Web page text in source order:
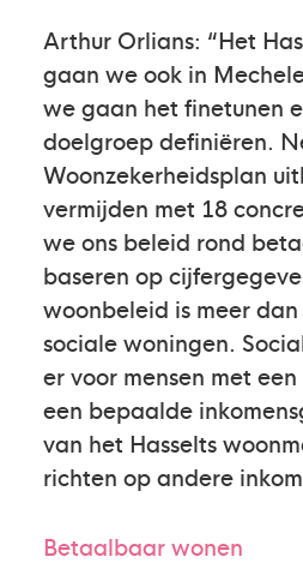
Arthur Orlians: “Het
gaan we ook in
we gaan het finetunen
doelgroep definiëren.
Woonzekerheidsplan
vermijden met 18
we ons beleid rond
baseren op
woonbeleid is meer
sociale woningen.
er voor mensen met
een bepaalde
van het Hasselts
richten op andere
Betaalbaar wonen